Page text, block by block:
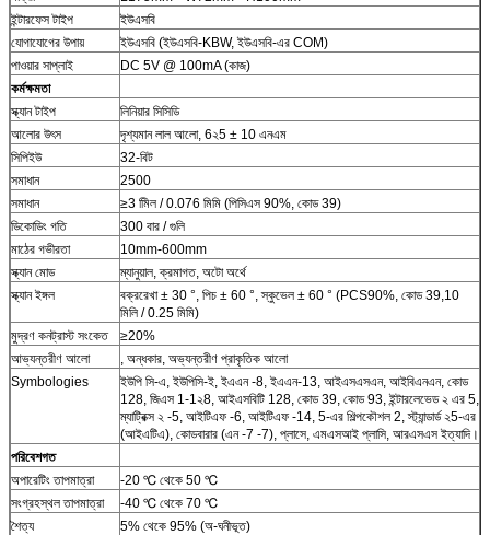
ইন্টারফেস টাইপ
ইউএসবি
যোগাযোগের উপায়
ইউএসবি (ইউএসবি-KBW, ইউএসবি-এর COM)
পাওয়ার সাপ্লাই
DC 5V @ 100mA (কাজ)
কর্মক্ষমতা
স্ক্যান টাইপ
লিনিয়ার সিসিডি
আলোর উৎস
দৃশ্যমান লাল আলো, 6২5 ± 10 এনএম
সিপিইউ
32-বিট
সমাধান
2500
সমাধান
≥3 মিিল / 0.076 মিমি (পিসিএস 90%, কোড 39)
ডিকোডিং গতি
300 বার / গুলি
মাঠের গভীরতা
10mm-600mm
স্ক্যান মোড
ম্যানুয়াল, ক্রমাগত, অটো অর্থে
স্ক্যান ইঙ্গল
বক্ররেখা ± 30 °, পিচ ± 60 °, স্কুভেল ± 60 ° (PCS90%, কোড 39,10
মিলি / 0.25 মিমি)
মুদ্রণ কনট্রাস্ট সংকেত
≥20%
আভ্যন্তরীণ আলো
, অন্ধকার, অভ্যন্তরীণ প্রাকৃতিক আলো
Symbologies
ইউপি সি-এ, ইউপিসি-ই, ইএএন -8, ইএএন-13, আইএসএসএন, আইবিএনএন, কোড
128, জিএস 1-1২8, আইএসবিটি 128, কোড 39, কোড 93, ইন্টারলেভেড ২ এর 5,
ম্যাট্রিক্স ২ -5, আইটিএফ -6, আইটিএফ -14, 5-এর শিল্পকৌশল 2, স্ট্যান্ডার্ড ২5-এর
(আইএটিএ), কোডবারার (এন -7 -7), প্লাসে, এমএসআই প্লাসি, আরএসএস ইত্যাদি।
পরিবেশগত
অপারেটিং তাপমাত্রা
-20 ℃ থেকে 50 ℃
সংগ্রহস্থল তাপমাত্রা
-40 ℃ থেকে 70 ℃
শৈত্য
5% থেকে 95% (অ-ঘনীভূত)